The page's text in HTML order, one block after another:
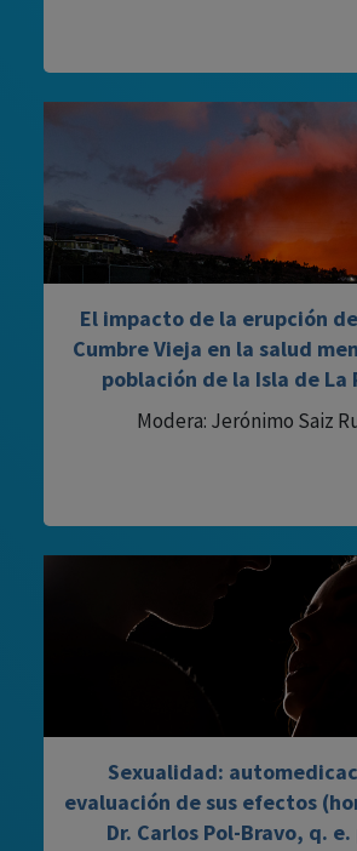
El impacto de la erupción
Cumbre Vieja en la salud
población de la Isla de La
Modera: Jerónimo Saiz
Sexualidad:
evaluación de sus efectos
Dr. Carlos Pol-Bravo, q.